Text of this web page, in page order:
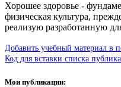
Хорошее здоровье -
физическая культура,
реализую разработанную
Добавить учебный материал в
Код для вставки списка
Мои публикации: